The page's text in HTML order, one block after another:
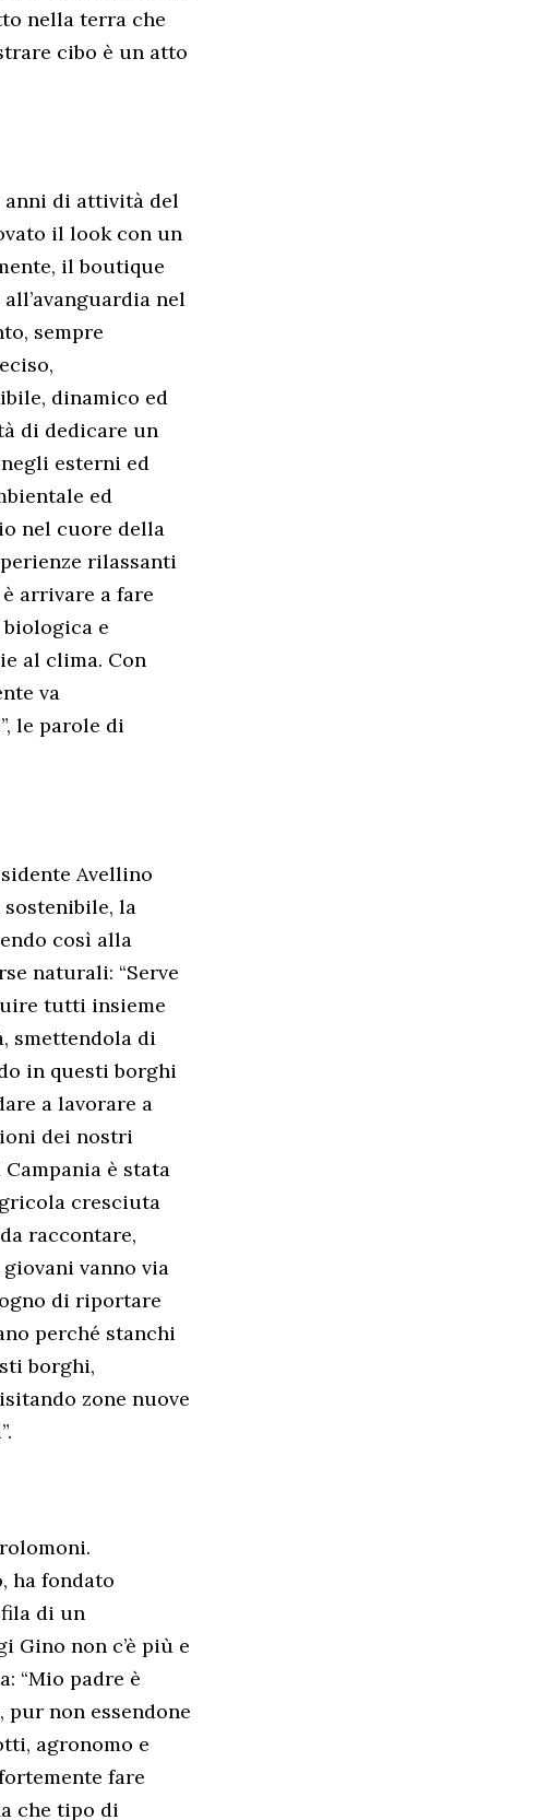
nella terra che
cibo è un atto
anni di attività del
il look con un
il boutique
nel
sempre
dinamico ed
di dedicare un
esterni ed
ed
nel cuore della
rilassanti
arrivare a fare
e
al clima. Con
va
le parole di
Avellino
la
così alla
naturali: “Serve
tutti insieme
smettendola di
in questi borghi
a lavorare a
dei nostri
è stata
cresciuta
raccontare,
vanno via
di riportare
perché stanchi
borghi,
zone nuove
ha fondato
di un
Gino non c’è più e
“Mio padre è
non essendone
agronomo e
fare
che tipo di